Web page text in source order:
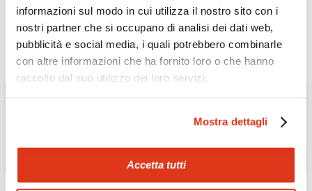
informazioni sul modo in cui utilizza il nostro sito con i
nostri partner che si occupano di analisi dei dati web,
pubblicità e social media, i quali potrebbero combinarle
con altre informazioni che ha fornito loro o che hanno
raccolto dal suo utilizzo dei loro servizi.
Mostra dettagli
Accetta tutti
Scopri l'Escursione »
THAILANDIA